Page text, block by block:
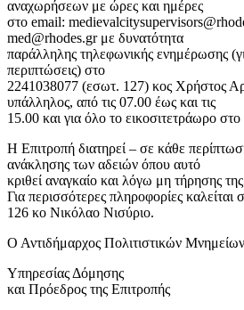
αναχωρήσεων με ώρες και ημέρες
στο email:
med@rhodes.gr με δυνατότητα
παράλληλης τηλεφωνικής ενημέρωσης
περιπτώσεις) στο
2241038077 (εσωτ. 127) κος Χρήστος
υπάλληλος, από τις 07.00 έως και τις
15.00 και για όλο το εικοσιτετράωρο
Η Επιτροπή διατηρεί – σε κάθε
ανάκλησης των αδειών όπου αυτό
κριθεί αναγκαίο και λόγω μη τήρησης
Για περισσότερες πληροφορίες
126 κο Νικόλαο Νισύριο.
Ο Αντιδήμαρχος Πολιτιστικών
Υπηρεσίας Δόμησης
και Πρόεδρος της Επιτροπής